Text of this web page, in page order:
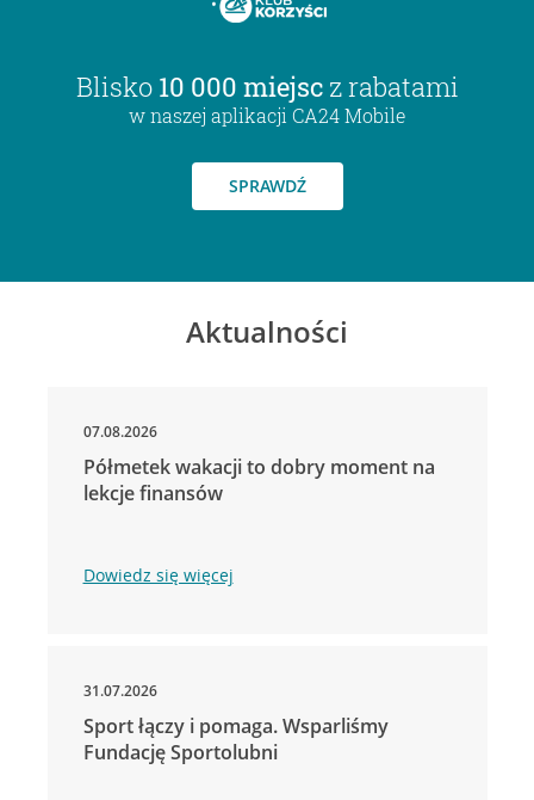
Blisko 10 000 miejsc z rabatami
w naszej aplikacji CA24 Mobile
SPRAWDŹ
Aktualności
07.08.2026
Półmetek wakacji to dobry moment na
lekcje finansów
Dowiedz się więcej
31.07.2026
Sport łączy i pomaga. Wsparliśmy
Fundację Sportolubni